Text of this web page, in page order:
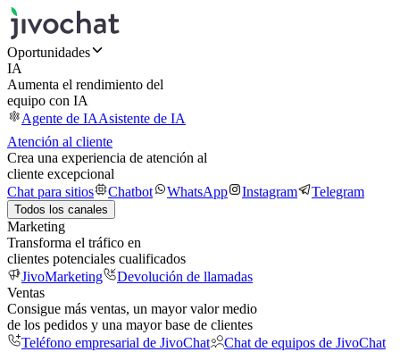
Oportunidades
IA
Aumenta el rendimiento del
equipo con IA
Agente de IAAsistente de IA
Atención al cliente
Crea una experiencia de atención al
cliente excepcional
Chat para sitios
Chatbot WhatsApp Instagram Telegram
Todos los canales
Marketing
Transforma el tráfico en
clientes potenciales cualificados
JivoMarketing
Devolución de llamadas
Ventas
Consigue más ventas, un mayor valor medio
de los pedidos y una mayor base de clientes
Teléfono empresarial de JivoChat
Chat de equipos de JivoChat